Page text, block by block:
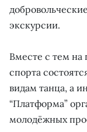
экскурсии.
Вместе с тем на
спорта
видам танца, а
“Платформа”
молодёжных